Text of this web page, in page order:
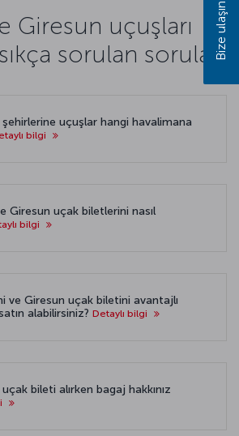
Giresun uçuşları
sorulan sorular
uçuşlar hangi havalimana
bilgi
Giresun uçak biletlerini nasıl
bilgi
ve Giresun uçak biletini avantajlı
alabilirsiniz? Detaylı bilgi
bileti alırken bagaj hakkınız
Bize ulaşın